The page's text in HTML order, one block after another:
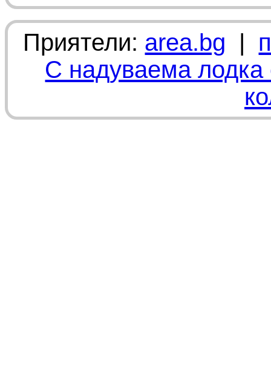
Приятели: area.bg |
С надуваема лодка